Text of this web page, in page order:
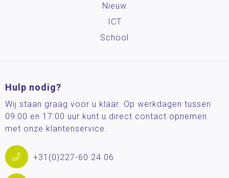
Nieuw
ICT
School
Hulp nodig?
Wij staan graag voor u klaar. Op werkdagen tussen
09:00 en 17:00 uur kunt u direct contact opnemen
met onze klantenservice.
+31(0)227-60 24 06